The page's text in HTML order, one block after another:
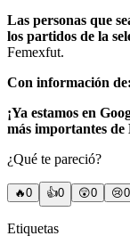
Las personas que
los partidos de la
Femexfut.
Con información
¡Ya estamos en
más importantes
¿Qué te pareció?
🔥0 👍0 😲0 😢0
Etiquetas